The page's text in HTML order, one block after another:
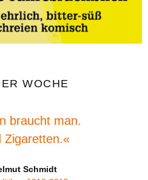
WOCHE
braucht man.
Zigaretten.«
Schmidt